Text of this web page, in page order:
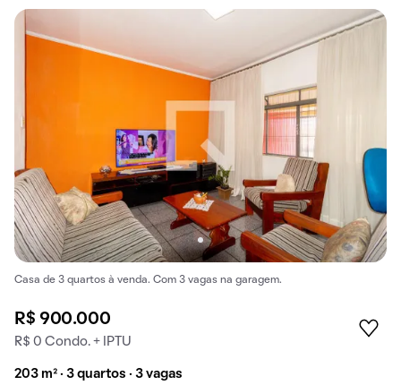
Casa de 3 quartos à venda. Com 3 vagas na garagem.
R$ 900.000
R$ 0 Condo. + IPTU
203 m² · 3 quartos · 3 vagas